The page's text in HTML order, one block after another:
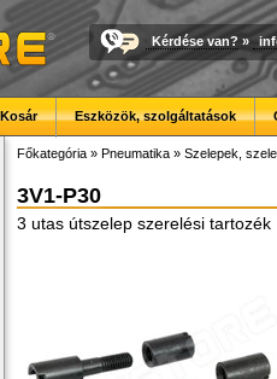
Kérdése van? »
Eszközök, szolgáltatások
Főkategória » Pneumatika » Szelepek,
3V1-P30
3 utas útszelep szerelési tartozék